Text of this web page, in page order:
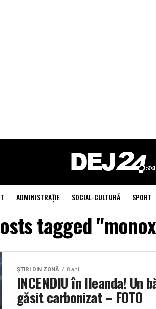
ADMINISTRAŢIE SOCIAL-CULTURĂ SPORT
tagged
ŞTIRI DIN ZONĂ 8 ani
INCENDIU în Ileanda! Un
găsit carbonizat – FOTO